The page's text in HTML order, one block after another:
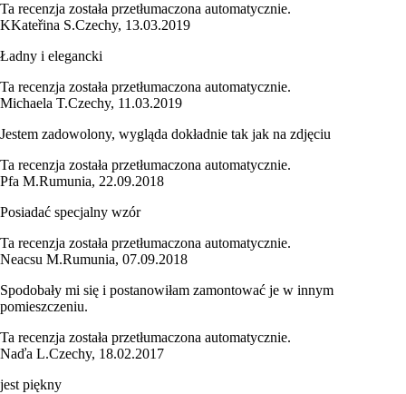
Ta recenzja została przetłumaczona automatycznie.
KKateřina S.Czechy, 13.03.2019
Ładny i elegancki
Ta recenzja została przetłumaczona automatycznie.
Michaela T.Czechy, 11.03.2019
Jestem zadowolony, wygląda dokładnie tak jak na zdjęciu
Ta recenzja została przetłumaczona automatycznie.
Pfa M.Rumunia, 22.09.2018
Posiadać specjalny wzór
Ta recenzja została przetłumaczona automatycznie.
Neacsu M.Rumunia, 07.09.2018
Spodobały mi się i postanowiłam zamontować je w innym
pomieszczeniu.
Ta recenzja została przetłumaczona automatycznie.
Naďa L.Czechy, 18.02.2017
jest piękny